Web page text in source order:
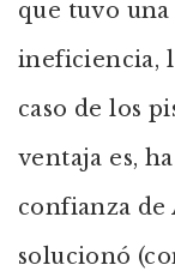
que tuvo
ineficiencia,
caso de los
ventaja es,
confianza de
solucionó